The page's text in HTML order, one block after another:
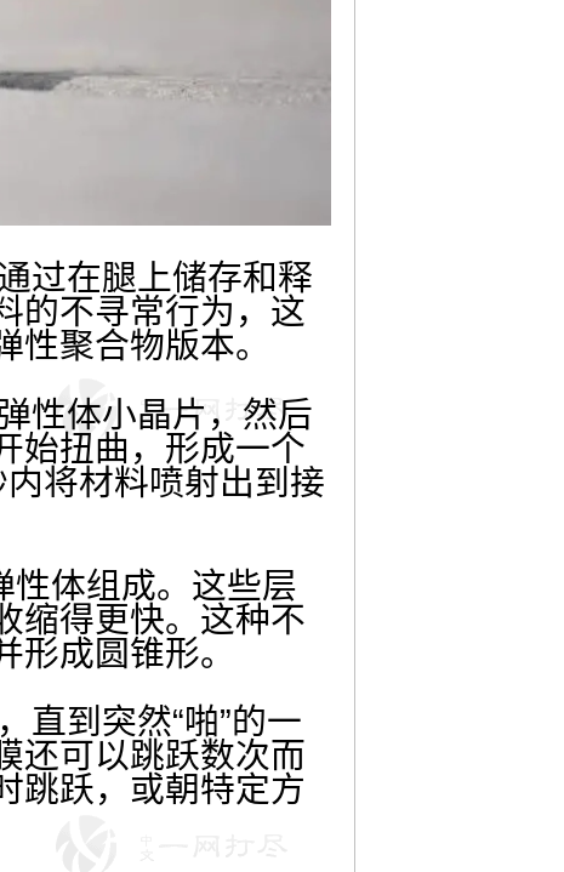
过在腿上储存和释
的不寻常行为，这
聚合物版本。
性体小晶片，然后
始扭曲，形成一个
将材料喷射出到接
体组成。这些层
缩得更快。这种不
成圆锥形。
到突然“啪”的一
还可以跳跃数次而
跳跃，或朝特定方